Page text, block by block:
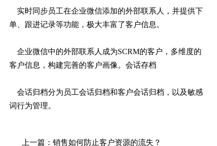
实时同步员工在企业微信添加的外部联系人，并提供下
单、跟进记录等功能，极大丰富了客户信息。
企业微信中的外部联系人成为SCRM的客户，多维度的
客户信息，构建完善的客户画像。会话存档
会话归档分为员工会话归档和客户会话归档，以及敏感
词行为管理。
上一篇： 销售如何防止客户资源的流失？